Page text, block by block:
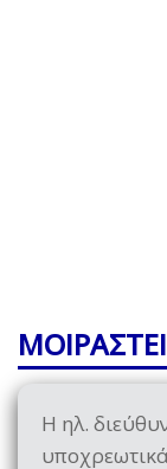
Η ηλ.